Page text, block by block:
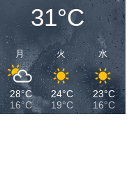
31°C
月
28°C
16°C
火
24°C
19°C
水
23°C
16°C